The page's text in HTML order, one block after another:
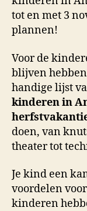
tot en met 3
plannen!
Voor de
blijven
handige lijst
kinderen in
doen, van
theater tot
Je kind een
voordelen
kinderen